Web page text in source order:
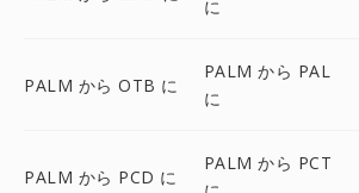
に
PALM から OTB に
PALM から PAL
に
PALM から PCD に
PALM から PCT